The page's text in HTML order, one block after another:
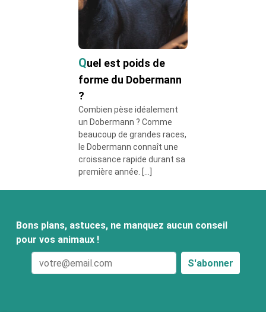
Quel est poids de
forme du Dobermann
?
Combien pèse idéalement
un Dobermann ? Comme
beaucoup de grandes races,
le Dobermann connaît une
croissance rapide durant sa
première année. […]
Bons plans, astuces, ne manquez aucun conseil
pour vos animaux !